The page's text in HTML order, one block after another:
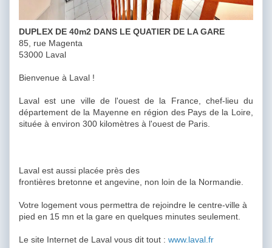
DUPLEX DE 40m2 DANS LE QUATIER DE LA GARE
85, rue Magenta
53000 Laval
Bienvenue à Laval !
Laval est une ville de l'ouest de la France, chef-lieu du
département de la Mayenne en région des Pays de la Loire,
située à environ 300 kilomètres à l'ouest de Paris.
Laval est aussi placée près des
frontières bretonne et angevine, non loin de la Normandie.
Votre logement vous permettra de rejoindre le centre-ville à
pied en 15 mn et la gare en quelques minutes seulement.
Le site Internet de Laval vous dit tout : www.laval.fr